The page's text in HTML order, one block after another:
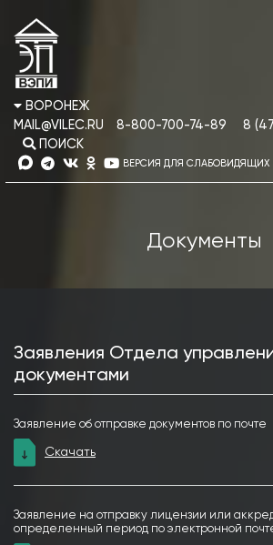
ВОРОНЕЖ
MAIL@VILEC.RU
8-800-700-74-89
8
ПОИСК
ВЕРСИЯ ДЛЯ СЛАБОВИДЯЩИХ
Документы
Заявления Отдела
документами
Заявление об отправке документов по почте
Скачать
Заявление на отправку лицензии или
определенный период по электронной